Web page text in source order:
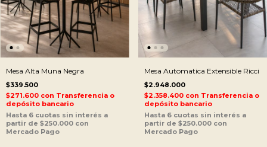
Mesa Alta Muna Negra
$339.500
$271.600 con Transferencia o
depósito bancario
Mesa Automatica Extensible Ricci
$2.948.000
$2.358.400 con Transferencia o
depósito bancario